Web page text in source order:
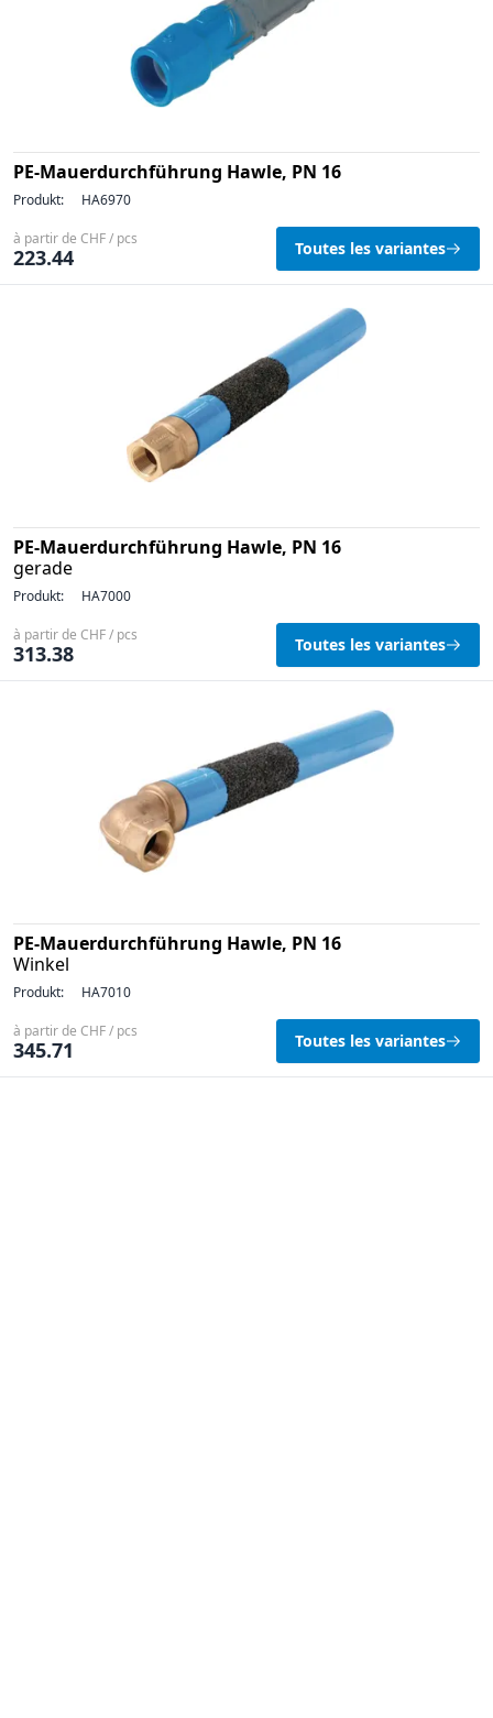
PE-Mauerdurchführung Hawle, PN 16
Produkt: HA6970
à partir de CHF / pcs
223.44 Toutes les variantes
PE-Mauerdurchführung Hawle, PN 16
gerade
Produkt: HA7000
à partir de CHF / pcs
313.38 Toutes les variantes
PE-Mauerdurchführung Hawle, PN 16
Winkel
Produkt: HA7010
à partir de CHF / pcs
345.71 Toutes les variantes